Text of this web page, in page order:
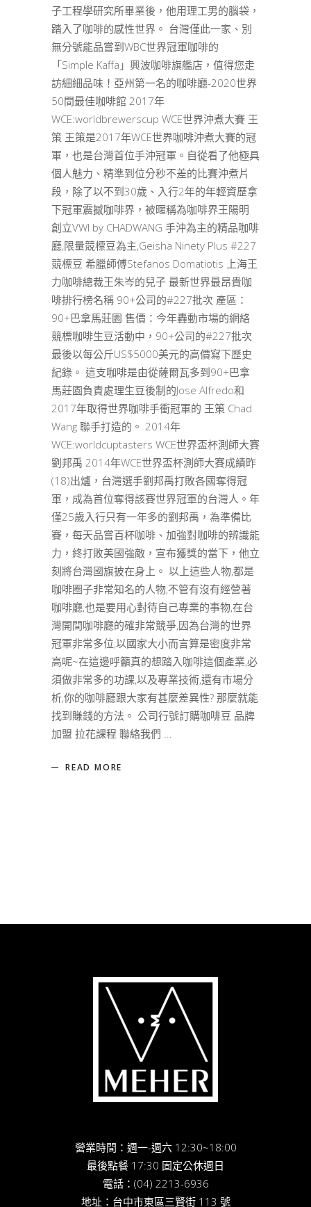
子工程學研究所畢業後，他用理工男的腦袋，
踏入了咖啡的感性世界。 台灣僅此一家、別
無分號能品嘗到WBC世界冠軍咖啡的
「Simple Kaffa」興波咖啡旗艦店，值得您走
訪細細品味！亞州第一名的咖啡廳-2020世界
50間最佳咖啡館 2017年
WCE:worldbrewerscup WCE世界沖煮大賽 王
策 王策是2017年WCE世界咖啡沖煮大賽的冠
軍，也是台灣首位手沖冠軍。自從看了他極具
個人魅力、精準到位分秒不差的比賽沖煮片
段，除了以不到30歲、入行2年的年輕資歷拿
下冠軍震撼咖啡界，被暱稱為咖啡界王陽明
創立VWI by CHADWANG 手沖為主的精品咖啡
廳,限量競標豆為主,Geisha Ninety Plus #227
競標豆 希臘師傅Stefanos Domatiotis 上海王
力咖啡總裁王朱岑的兒子 最新世界最昂貴咖
啡排行榜名稱 90+公司的#227批次 產區：
90+巴拿馬莊園 售價：今年轟動市場的網絡
競標咖啡生豆活動中，90+公司的#227批次
最後以每公斤US$5000美元的高價寫下歷史
紀錄。 這支咖啡是由從薩爾瓦多到90+巴拿
馬莊園負責處理生豆後制的Jose Alfredo和
2017年取得世界咖啡手衝冠軍的 王策 Chad
Wang 聯手打造的。 2014年
WCE:worldcuptasters WCE世界盃杯測師大賽
劉邦禹 2014年WCE世界盃杯測師大賽成績昨
(18)出爐，台灣選手劉邦禹打敗各國奪得冠
軍，成為首位奪得該賽世界冠軍的台灣人。年
僅25歲入行只有一年多的劉邦禹，為準備比
賽，每天品嘗百杯咖啡、加強對咖啡的辨識能
力，終打敗美國強敵，宣布獲獎的當下，他立
刻將台灣國旗披在身上。 以上這些人物,都是
咖啡圈子非常知名的人物,不管有沒有經營著
咖啡廳,也是要用心對待自己專業的事物,在台
灣開間咖啡廳的確非常競爭,因為台灣的世界
冠軍非常多位,以國家大小而言算是密度非常
高呢~在這邊呼籲真的想踏入咖啡這個產業,必
須做非常多的功課,以及專業技術,還有市場分
析,你的咖啡廳跟大家有甚麼差異性? 那麼就能
找到賺錢的方法。 公司行號訂購咖啡豆 品牌
加盟 拉花課程 聯絡我們
READ MORE
營業時間：週一-週六 12:30~18:00
最後點餐 17:30 固定公休週日
電話： (04) 2213-6936
地址： 台中市東區三賢街 113 號